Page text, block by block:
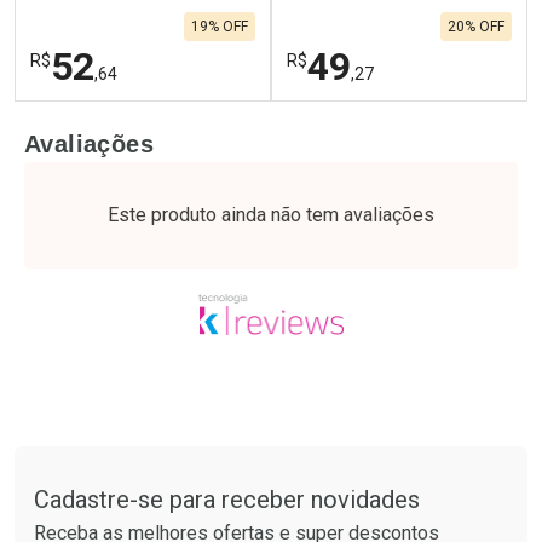
R$52,64
19% OFF
Laboratório
Ativar Desconto
Por Menos
R$49,27
20% OFF
Laboratório
Ativar Desconto
Por Menos
Avaliações
Este produto ainda não tem avaliações
Cadastre-se para receber novidades
Receba as melhores ofertas e super descontos